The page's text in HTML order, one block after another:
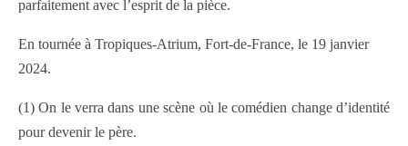
parfaitement avec l’esprit de la pièce.
En tournée à Tropiques-Atrium, Fort-de-France, le 19 janvier
2024.
(1) On le verra dans une scène où le comédien change d’identité
pour devenir le père.